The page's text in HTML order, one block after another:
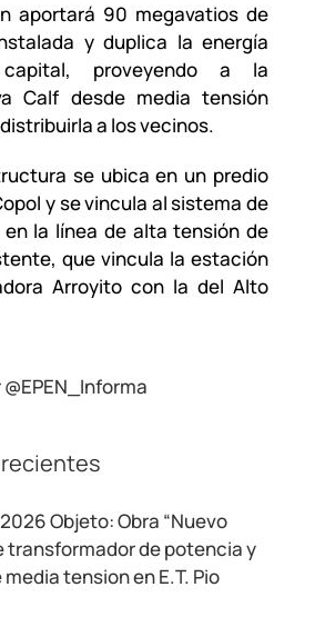
aportará 90 megavatios de
y duplica la energía
proveyendo a la
Calf desde media tensión
a los vecinos.
se ubica en un predio
y se vincula al sistema de
la línea de alta tensión de
que vincula la estación
Arroyito con la del Alto
2026 Objeto: Obra “Nuevo
transformador de potencia y
tension en E.T. Pio